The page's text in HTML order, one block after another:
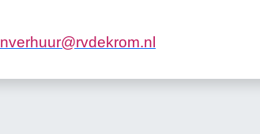
nverhuur@rvdekrom.nl